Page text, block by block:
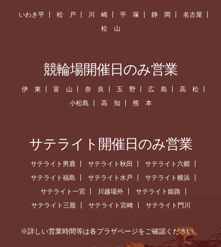
いわき平 松 戸 川 崎 平 塚 静 岡
名古屋
松 山
競輪場開催日のみ営業
伊 東 富 山 奈 良 玉 野 広 島
高 松
小松島
高 知 熊 本
サテライト開催日のみ営業
サテライト男鹿 サテライト秋田
サテライト六郷
サテライト福島
サテライト水戸
サテライト横浜
サテライト一宮
川越場外
サテライト姫路
サテライト三股
サテライト宮崎 サテライト門川
※詳しい営業時間等は各プラザページをご確認ください。